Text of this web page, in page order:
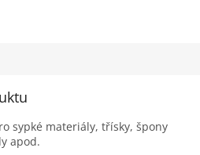
sypké materiály, třísky, špony
apod.